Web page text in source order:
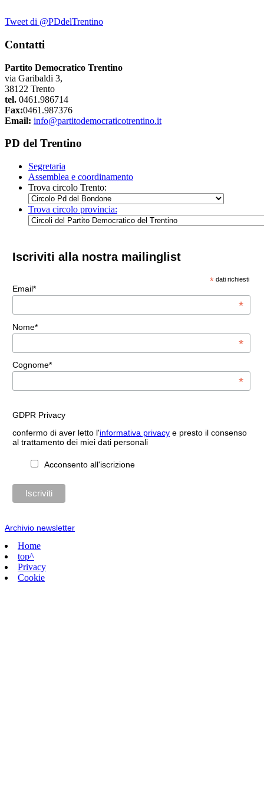
Tweet di @PDdelTrentino
Contatti
Partito Democratico Trentino
via Garibaldi 3,
38122 Trento
tel. 0461.986714
Fax:0461.987376
Email: info@partitodemocraticotrentino.it
PD del Trentino
Segretaria
Assemblea e coordinamento
Trova circolo Trento:
Trova circolo provincia:
Iscriviti alla nostra mailinglist
* dati richiesti
Email*
*
Nome*
*
Cognome*
*
GDPR Privacy
confermo di aver letto l'informativa privacye presto il consenso
al trattamento dei miei dati personali
Acconsento all'iscrizione
Archivio newsletter
Home
top^
Privacy
Cookie